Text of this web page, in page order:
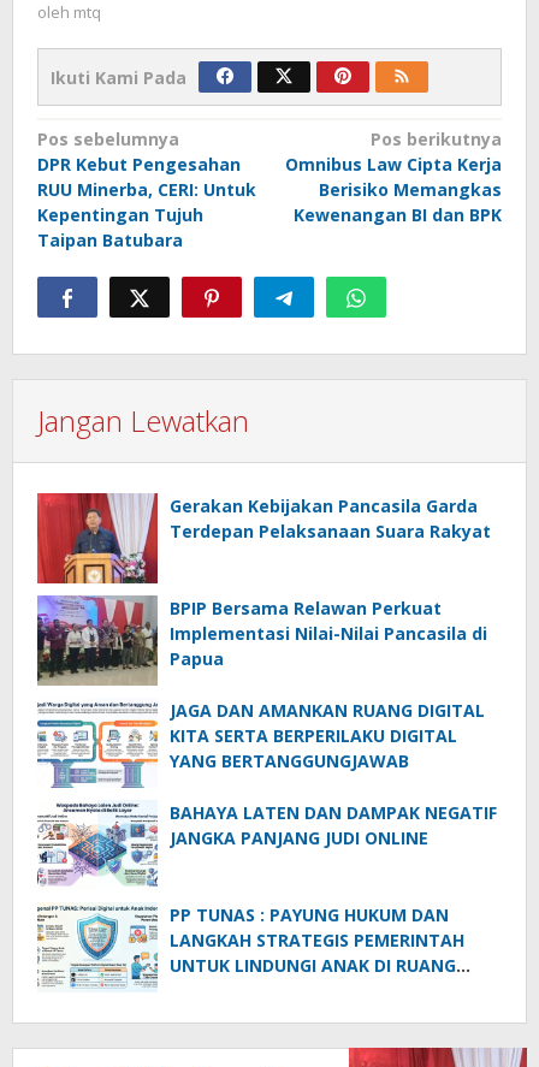
oleh mtq
Ikuti Kami Pada
Navigasi
pos
Pos sebelumnya
DPR Kebut Pengesahan
RUU Minerba, CERI: Untuk
Kepentingan Tujuh
Taipan Batubara
Pos berikutnya
Omnibus Law Cipta Kerja
Berisiko Memangkas
Kewenangan BI dan BPK
Jangan Lewatkan
Gerakan Kebijakan Pancasila Garda
Terdepan Pelaksanaan Suara Rakyat
BPIP Bersama Relawan Perkuat
Implementasi Nilai-Nilai Pancasila di
Papua
JAGA DAN AMANKAN RUANG DIGITAL
KITA SERTA BERPERILAKU DIGITAL
YANG BERTANGGUNGJAWAB
BAHAYA LATEN DAN DAMPAK NEGATIF
JANGKA PANJANG JUDI ONLINE
PP TUNAS : PAYUNG HUKUM DAN
LANGKAH STRATEGIS PEMERINTAH
UNTUK LINDUNGI ANAK DI RUANG